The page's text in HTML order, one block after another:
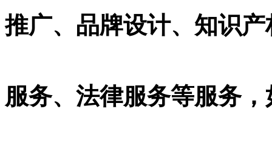
推广、品牌设计、知识
服务、法律服务等服务